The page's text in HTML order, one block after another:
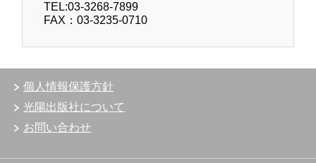
TEL:03-3268-7899
FAX：03-3235-0710
個人情報保護方針
光陽出版社について
お問い合わせ